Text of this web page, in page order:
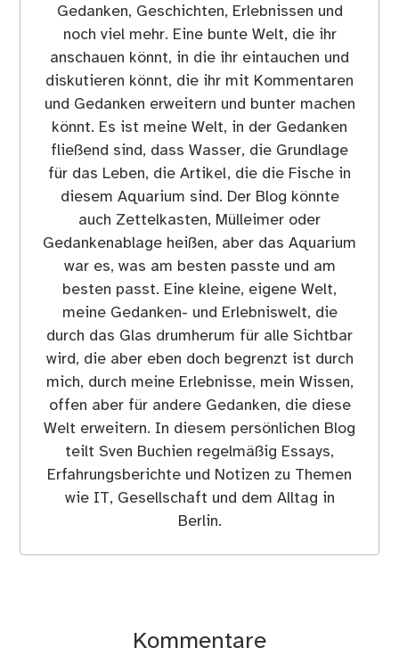
Gedanken, Geschichten, Erlebnissen und
noch viel mehr. Eine bunte Welt, die ihr
anschauen könnt, in die ihr eintauchen und
diskutieren könnt, die ihr mit Kommentaren
und Gedanken erweitern und bunter machen
könnt. Es ist meine Welt, in der Gedanken
fließend sind, dass Wasser, die Grundlage
für das Leben, die Artikel, die die Fische in
diesem Aquarium sind. Der Blog könnte
auch Zettelkasten, Mülleimer oder
Gedankenablage heißen, aber das Aquarium
war es, was am besten passte und am
besten passt. Eine kleine, eigene Welt,
meine Gedanken- und Erlebniswelt, die
durch das Glas drumherum für alle Sichtbar
wird, die aber eben doch begrenzt ist durch
mich, durch meine Erlebnisse, mein Wissen,
offen aber für andere Gedanken, die diese
Welt erweitern. In diesem persönlichen Blog
teilt Sven Buchien regelmäßig Essays,
Erfahrungsberichte und Notizen zu Themen
wie IT, Gesellschaft und dem Alltag in
Berlin.
Kommentare